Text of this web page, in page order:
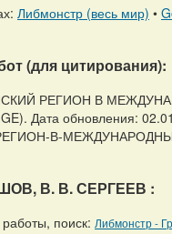
Либмонстр (весь мир) •
(для цитирования):
РЕГИОН В
Дата обновления:
РЕГИОН-В-
В. В. СЕРГЕЕВ :
поиск: Либмонстр -